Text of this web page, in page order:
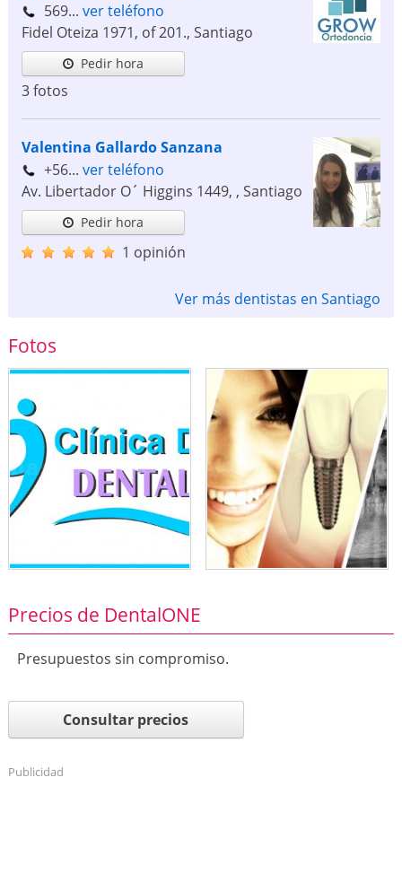
569... ver teléfono
Fidel Oteiza 1971, of 201., Santiago
Pedir hora
3 fotos
Valentina Gallardo Sanzana
+56... ver teléfono
Av. Libertador O´ Higgins 1449, , Santiago
Pedir hora
1 opinión
Ver más dentistas en Santiago
Fotos
Precios de DentalONE
Presupuestos sin compromiso.
Consultar precios
Publicidad